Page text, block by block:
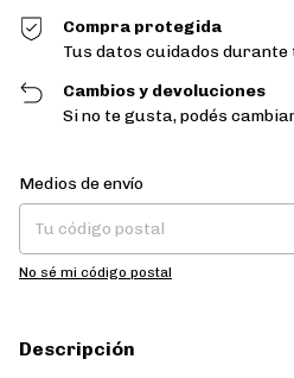
Compra protegida
Tus datos cuidados durante
Cambios y devoluciones
Si no te gusta, podés
Entregas para el CP:
Medios de envío
No sé mi código postal
Descripción